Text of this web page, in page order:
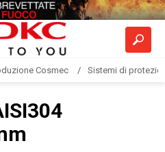
Cosmec Sistemi di